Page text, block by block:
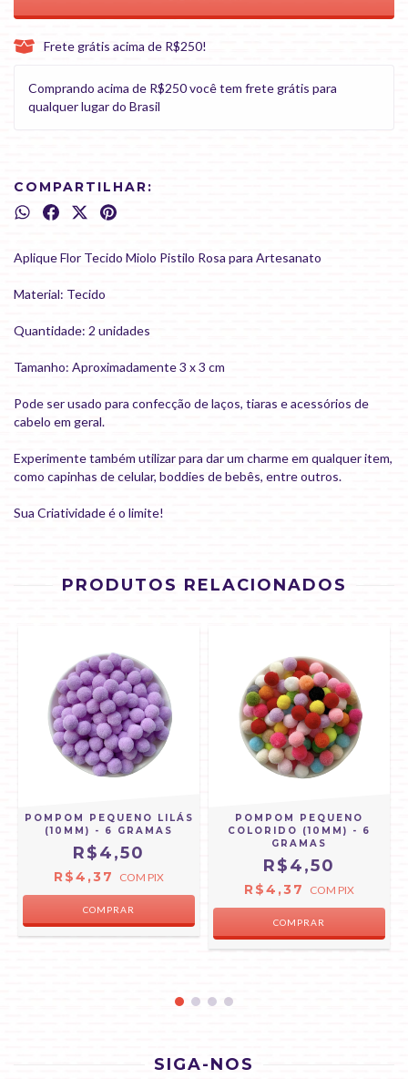
Frete grátis acima de R$250!
Comprando acima de R$250 você tem frete grátis para
qualquer lugar do Brasil
COMPARTILHAR:
Aplique Flor Tecido Miolo Pistilo Rosa para Artesanato
Material: Tecido
Quantidade: 2 unidades
Tamanho: Aproximadamente 3 x 3 cm
Pode ser usado para confecção de laços, tiaras e acessórios de
cabelo em geral.
Experimente também utilizar para dar um charme em qualquer item,
como capinhas de celular, boddies de bebês, entre outros.
Sua Criatividade é o limite!
PRODUTOS RELACIONADOS
POMPOM PEQUENO LILÁS
(10MM) - 6 GRAMAS
R$4,50
R$4,37 COM PIX
POMPOM PEQUENO
COLORIDO (10MM) - 6
GRAMAS
R$4,50
R$4,37 COM PIX
SIGA-NOS